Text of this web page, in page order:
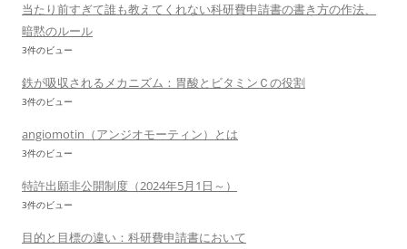
当たり前すぎて誰も教えてくれない科研費申請書の書き方の作法、
暗黙のルール
3件のビュー
鉄が吸収されるメカニズム：胃酸とビタミンＣの役割
3件のビュー
angiomotin（アンジオモーティン）とは
3件のビュー
特許出願非公開制度（2024年5月1日～）
3件のビュー
目的と目標の違い：科研費申請書において